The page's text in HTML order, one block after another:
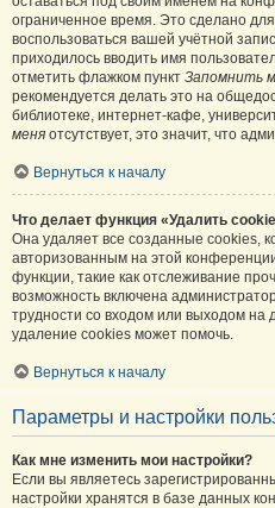
ограниченное время. Это сделано
воспользоваться вашей учётной
приходилось вводить имя
отметить флажком пункт Запомнить
рекомендуется делать это на
библиотеке, интернет-кафе,
меня отсутствует, это значит, что
Вернуться к началу
Что делает функция «Удалить
Она удаляет все созданные cookies,
авторизованным на этой
функции, такие как отслеживание
возможность включена
трудности со входом или выходом
удаление cookies может помочь.
Вернуться к началу
Параметры и настройки
Как мне изменить мои настройки?
Если вы являетесь
настройки хранятся в базе данных